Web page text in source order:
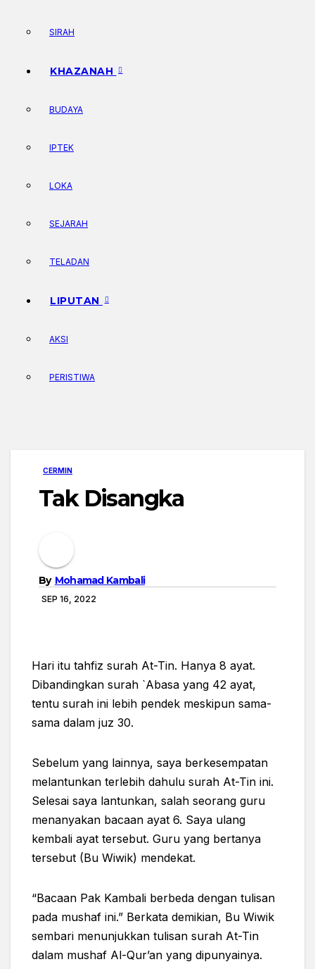
SIRAH
KHAZANAH
BUDAYA
IPTEK
LOKA
SEJARAH
TELADAN
LIPUTAN
AKSI
PERISTIWA
CERMIN
Tak Disangka
By Mohamad Kambali
SEP 16, 2022
Hari itu tahfiz surah At-Tin. Hanya 8 ayat.
Dibandingkan surah `Abasa yang 42 ayat,
tentu surah ini lebih pendek meskipun sama-
sama dalam juz 30.
Sebelum yang lainnya, saya berkesempatan
melantunkan terlebih dahulu surah At-Tin ini.
Selesai saya lantunkan, salah seorang guru
menanyakan bacaan ayat 6. Saya ulang
kembali ayat tersebut. Guru yang bertanya
tersebut (Bu Wiwik) mendekat.
“Bacaan Pak Kambali berbeda dengan tulisan
pada mushaf ini.” Berkata demikian, Bu Wiwik
sembari menunjukkan tulisan surah At-Tin
dalam mushaf Al-Qur’an yang dipunyainya.